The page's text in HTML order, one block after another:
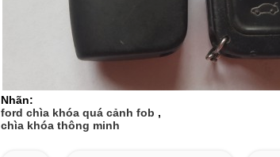
Nhãn:
ford chìa khóa quá cảnh fob ,
chìa khóa thông minh